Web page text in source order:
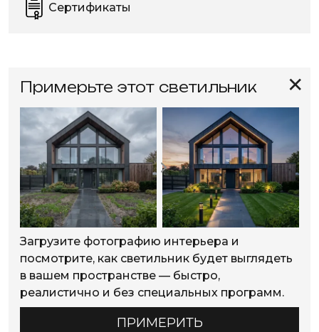
Сертификаты
✕
Примерьте этот светильник
Загрузите фотографию интерьера и
посмотрите, как светильник будет выглядеть
в вашем пространстве — быстро,
реалистично и без специальных программ.
ПРИМЕРИТЬ